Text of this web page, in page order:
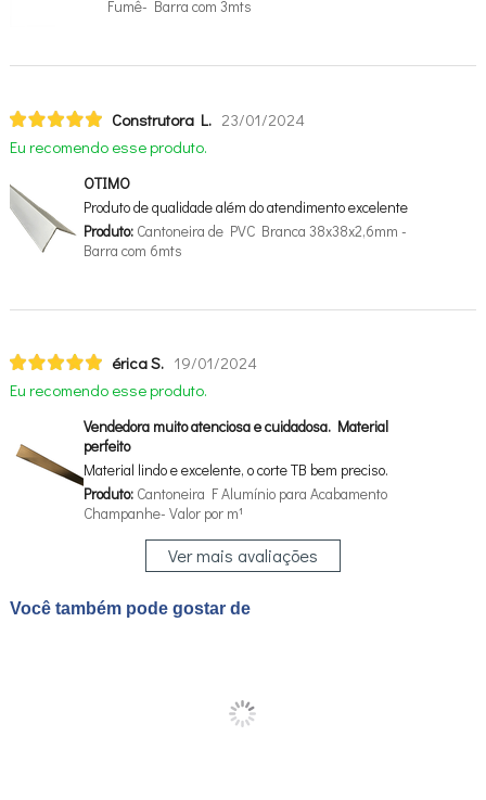
Fumê- Barra com 3mts
Construtora L. 23/01/2024
Eu recomendo esse produto.
OTIMO
Produto de qualidade além do atendimento excelente
Produto:Cantoneira de PVC Branca 38x38x2,6mm -
Barra com 6mts
érica S. 19/01/2024
Eu recomendo esse produto.
Vendedora muito atenciosa e cuidadosa. Material
perfeito
Material lindo e excelente, o corte TB bem preciso.
Produto:Cantoneira F Alumínio para Acabamento
Champanhe- Valor por m¹
Ver mais avaliações
Você também pode gostar de